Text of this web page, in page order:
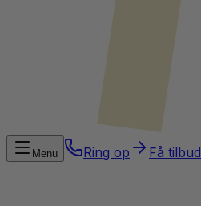
Menu Ring op Få tilbud